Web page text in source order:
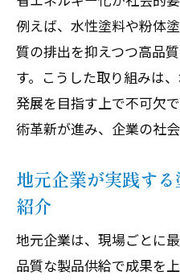
例えば、水性塗料や粉体
質の排出を抑えつつ高品
す。こうした取り組みは
発展を目指す上で不可欠
術革新が進み、企業の社
地元企業が実践す
紹介
地元企業は、現場ごとに
品質な製品供給で成果を